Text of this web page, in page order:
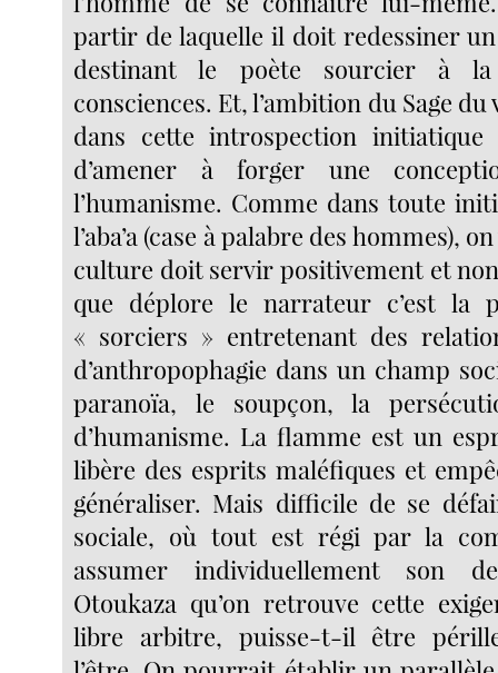
partir de laquelle il doit redessiner
destinant le poète sourcier à
consciences. Et, l’ambition du Sage
dans cette introspection
d’amener à forger une
l’humanisme. Comme dans toute
l’aba’a (case à palabre des hommes),
culture doit servir positivement et
que déplore le narrateur c’est la
« sorciers » entretenant des
d’anthropophagie dans un champ
paranoïa, le soupçon, la
d’humanisme. La flamme est un
libère des esprits maléfiques et
généraliser. Mais difficile de se
sociale, où tout est régi par la
assumer individuellement son
Otoukaza qu’on retrouve cette
libre arbitre, puisse-t-il être